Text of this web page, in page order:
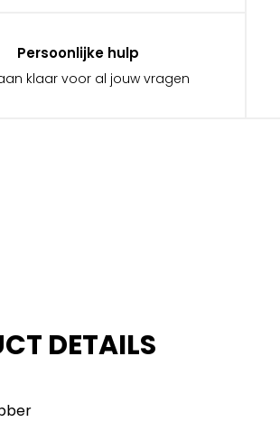
Persoonlijke hulp
klaar voor al jouw vragen
DETAILS